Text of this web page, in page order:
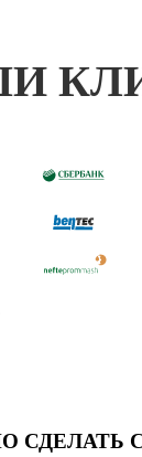
СДЕЛАТЬ